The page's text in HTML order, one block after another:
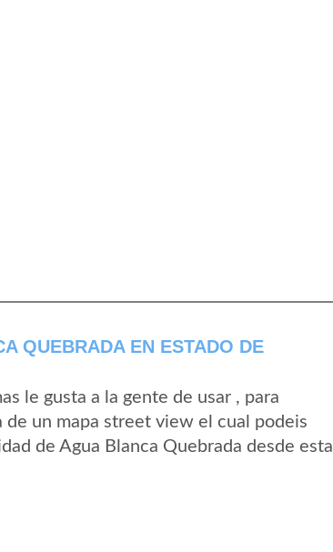
QUEBRADA EN ESTADO DE
le gusta a la gente de usar , para
un mapa street view el cual podeis
de Agua Blanca Quebrada desde esta